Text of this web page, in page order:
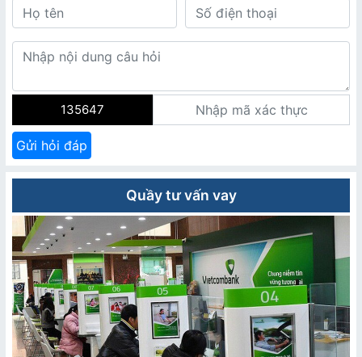
135647
Gửi hỏi đáp
Quầy tư vấn vay